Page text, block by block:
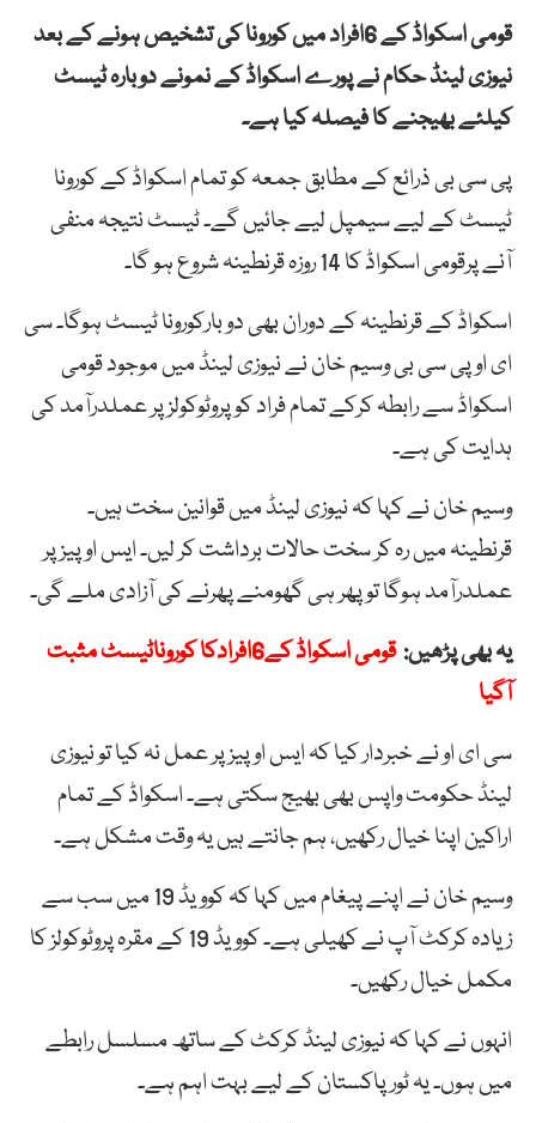
قومی اسکواڈ کے 6افراد میں کورونا کی تشخیص ہونے کے بعد
نیوزی لینڈ حکام نے پورے اسکواڈ کے نمونے دوبارہ ٹیسٹ
کیلئے بھیجنے کا فیصلہ کیا ہے۔
پی سی بی ذرائع کے مطابق جمعہ کو تمام اسکواڈ کے کورونا
ٹیسٹ کے لیے سیمپل لیے جائیں گے۔ ٹیسٹ نتیجہ منفی
آنے پرقومی اسکواڈ کا 14 روزہ قرنطینہ شروع ہو گا۔
اسکواڈ کے قرنطینہ کے دوران بھی دو بارکورونا ٹیسٹ ہوگا۔ سی
ای او پی سی بی وسیم خان نے نیوزی لینڈ میں موجود قومی
اسکواڈ سے رابطہ کرکے تمام فراد کو پروٹوکولز پر عملدرآمد کی
ہدایت کی ہے۔
وسیم خان نے کہا کہ نیوزی لینڈ میں قوانین سخت ہیں۔
قرنطینہ میں رہ کر سخت حالات برداشت کر لیں۔ ایس او پیز پر
عملدرآمد ہوگا تو پھر ہی گھومنے پھرنے کی آزادی ملے گی۔
یہ بھی پڑھیں:
قومی اسکواڈ کے6افرادکا کوروناٹیسٹ مثبت
آگیا
سی ای او نے خبردار کیا کہ ایس او پیز پر عمل نہ کیا تو نیوزی
لینڈ حکومت واپس بھی بھیج سکتی ہے۔ اسکواڈ کے تمام
اراکین اپنا خیال رکھیں، ہم جانتے ہیں یہ وقت مشکل ہے۔
وسیم خان نے اپنے پیغام میں کہا کہ کوویڈ 19 میں سب سے
زیادہ کرکٹ آپ نے کھیلی ہے۔ کوویڈ 19 کے مقرہ پروٹوکولز کا
مکمل خیال رکھیں۔
انہوں نے کہا کہ نیوزی لینڈ کرکٹ کے ساتھ مسلسل رابطے
میں ہوں۔ یہ ٹور پاکستان کے لیے بہت اہم ہے۔